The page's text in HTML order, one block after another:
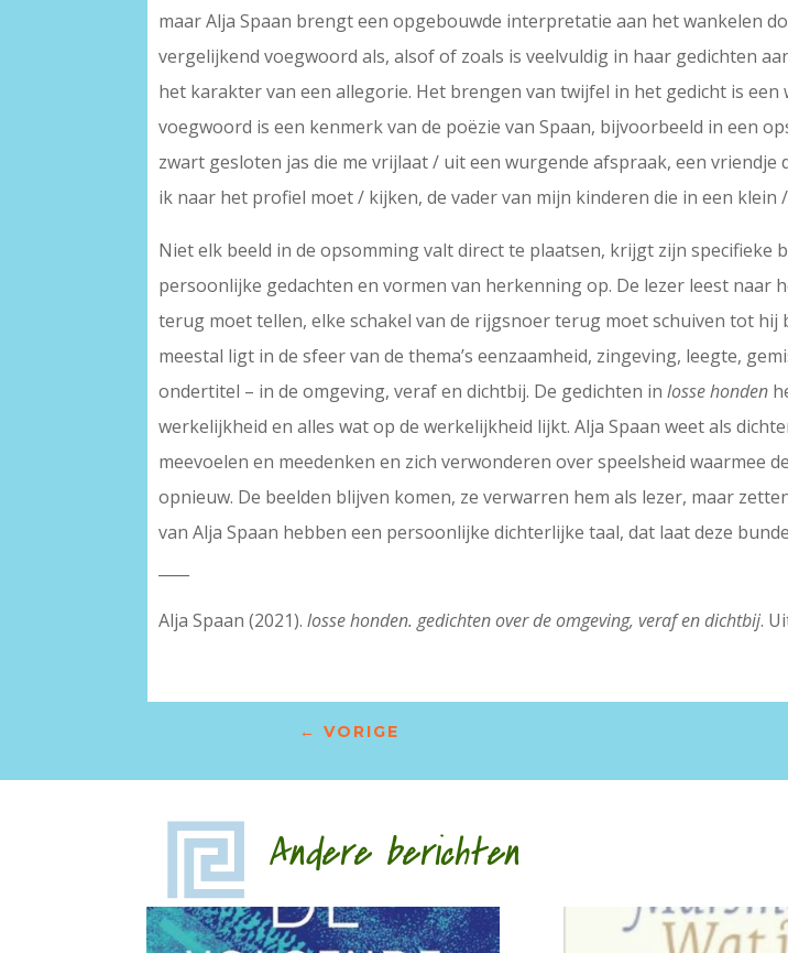
maar Alja Spaan brengt een opgebouwde interpretatie aan het wankelen
vergelijkend voegwoord als, alsof of zoals is veelvuldig in haar gedichten
het karakter van een allegorie. Het brengen van twijfel in het gedicht is
voegwoord is een kenmerk van de poëzie van Spaan, bijvoorbeeld in een
zwart gesloten jas die me vrijlaat / uit een wurgende afspraak, een
ik naar het profiel moet / kijken, de vader van mijn kinderen die in een klein
Niet elk beeld in de opsomming valt direct te plaatsen, krijgt zijn
persoonlijke gedachten en vormen van herkenning op. De lezer leest naar
terug moet tellen, elke schakel van de rijgsnoer terug moet schuiven tot
meestal ligt in de sfeer van de thema’s eenzaamheid, zingeving, leegte,
ondertitel – in de omgeving, veraf en dichtbij. De gedichten inlosse honden
werkelijkheid en alles wat op de werkelijkheid lijkt. Alja Spaan weet als
meevoelen en meedenken en zich verwonderen over speelsheid waarmee
opnieuw. De beelden blijven komen, ze verwarren hem als lezer, maar
van Alja Spaan hebben een persoonlijke dichterlijke taal, dat laat deze
Alja Spaan (2021).losse honden. gedichten over de omgeving, veraf en dichtbij.
← VORIGE
Andere berichten